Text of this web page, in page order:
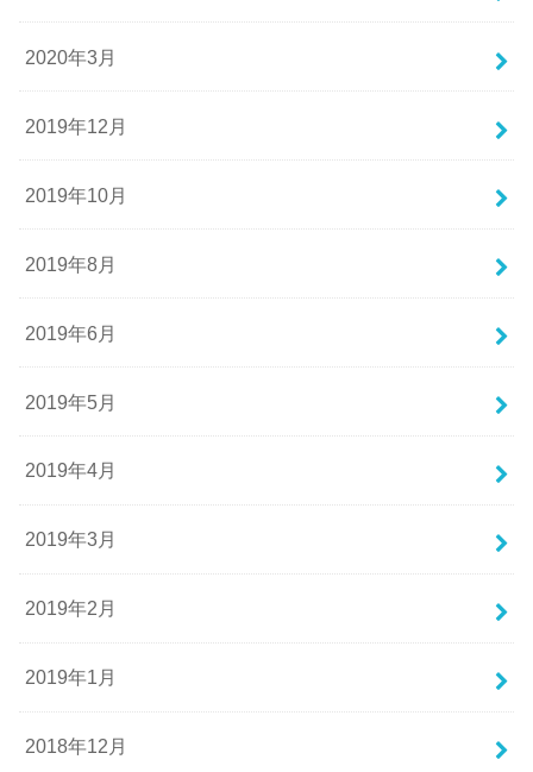
2020年3月
2019年12月
2019年10月
2019年8月
2019年6月
2019年5月
2019年4月
2019年3月
2019年2月
2019年1月
2018年12月